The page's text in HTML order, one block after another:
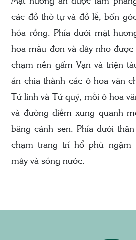
Mặt hương án được làm
các đồ thờ tự và đồ lễ, bốn
hóa rồng. Phía dưới mặt
hoa mẫu đơn và dây nho
chạm nền gấm Vạn và triện
án chia thành các ô hoa văn
Tứ linh và Tứ quý, mỗi ô hoa
và đường diềm xung quanh
băng cánh sen. Phía dưới
chạm trang trí hổ phù ngậm
mây và sóng nước.